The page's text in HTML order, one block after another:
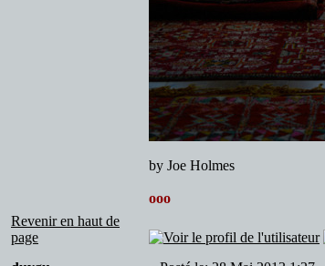
by Joe Holmes
ooo
Revenir en haut de
page